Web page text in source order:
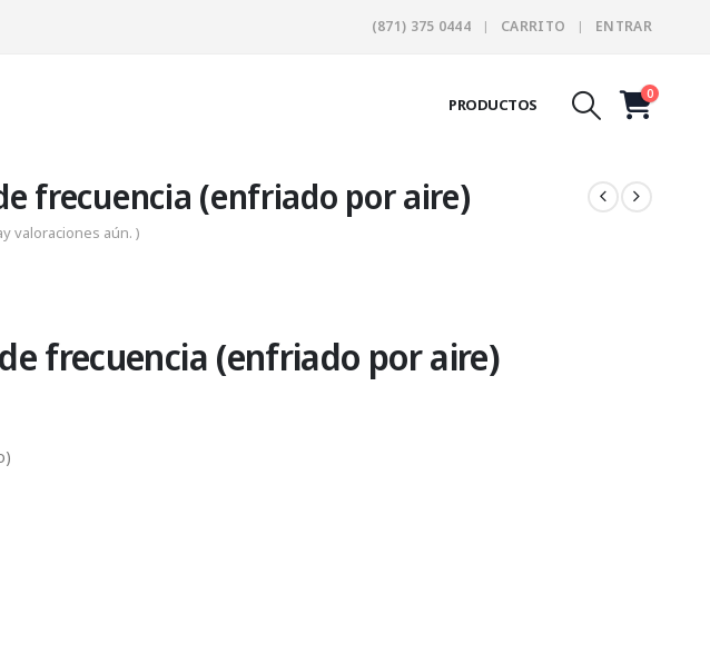
(871) 375 0444 CARRITO ENTRAR
PRODUCTOS
0
frecuencia (enfriado por aire)
valoraciones aún. )
frecuencia (enfriado por aire)